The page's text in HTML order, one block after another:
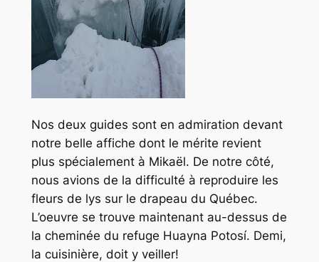
Nos deux guides sont en admiration devant
notre belle affiche dont le mérite revient
plus spécialement à Mikaël. De notre côté,
nous avions de la difficulté à reproduire les
fleurs de lys sur le drapeau du Québec.
L’oeuvre se trouve maintenant au-dessus de
la cheminée du refuge Huayna Potosí. Demi,
la cuisinière, doit y veiller!